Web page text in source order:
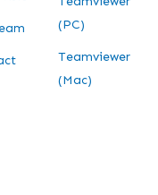
(PC)
Teamviewer
(Mac)